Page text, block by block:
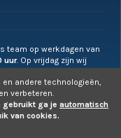
team op werkdagen van
uur. Op vrijdag zijn wij
en andere technologieën,
verbeteren.
gebruikt ga je automatisch
van cookies.